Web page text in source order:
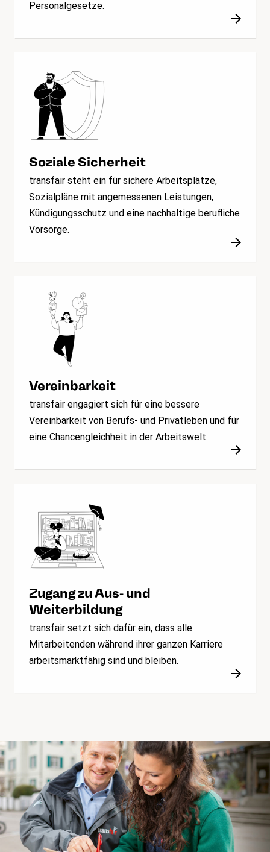
Personalgesetze.
Soziale Sicherheit
transfair steht ein für sichere Arbeitsplätze,
Sozialpläne mit angemessenen Leistungen,
Kündigungsschutz und eine nachhaltige berufliche
Vorsorge.
Vereinbarkeit
transfair engagiert sich für eine bessere
Vereinbarkeit von Berufs- und Privatleben und für
eine Chancengleichheit in der Arbeitswelt.
Zugang zu Aus- und
Weiterbildung
transfair setzt sich dafür ein, dass alle
Mitarbeitenden während ihrer ganzen Karriere
arbeitsmarktfähig sind und bleiben.